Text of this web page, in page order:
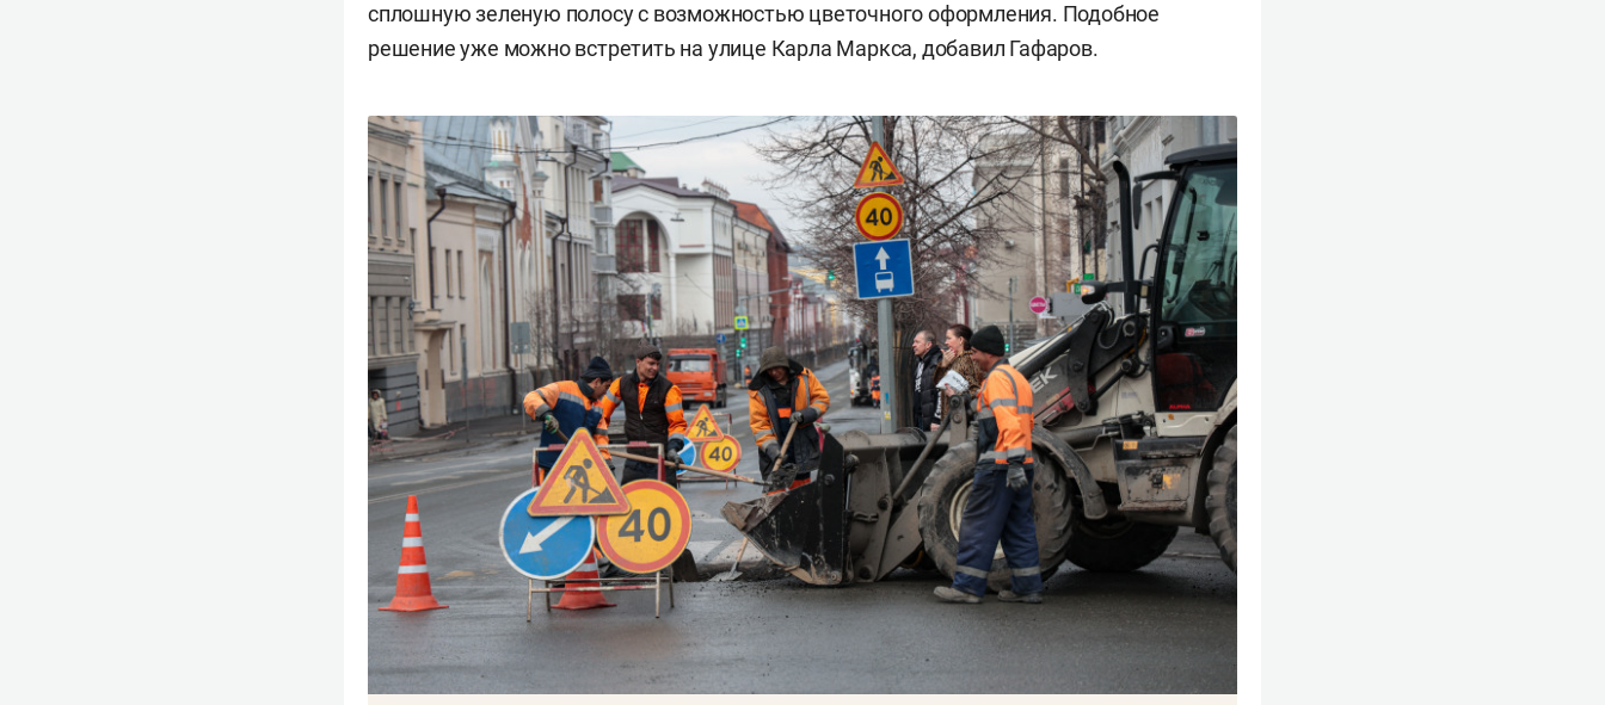
сплошную зеленую полосу с возможностью цветочного оформления. Подобное
решение уже можно встретить на улице Карла Маркса, добавил Гафаров.